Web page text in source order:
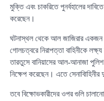
মুক্তি এবং চাকরিতে পুনর্বহালের
করেছেন।
ঘটনাস্থল থেকে আল জাজিরার একজন
গোলচত্বরে নিরাপত্তা বাহিনীকে
তারতুসে বানিয়াসের আল-আনাজা পুলিশ
নিক্ষেপ করেছেন। এতে
তবে বিক্ষোভকারীদের ওপর গুলি